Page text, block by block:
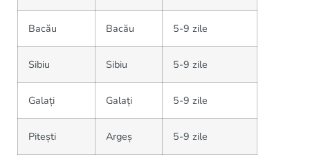
Bacău Bacău 5-9 zile
Sibiu Sibiu 5-9 zile
Galați Galați 5-9 zile
Pitești Argeș 5-9 zile